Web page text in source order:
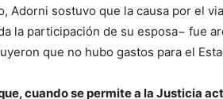
Adorni sostuvo que la causa por el
la participación de su esposa− fue
que no hubo gastos para el
cuando se permite a la Justicia